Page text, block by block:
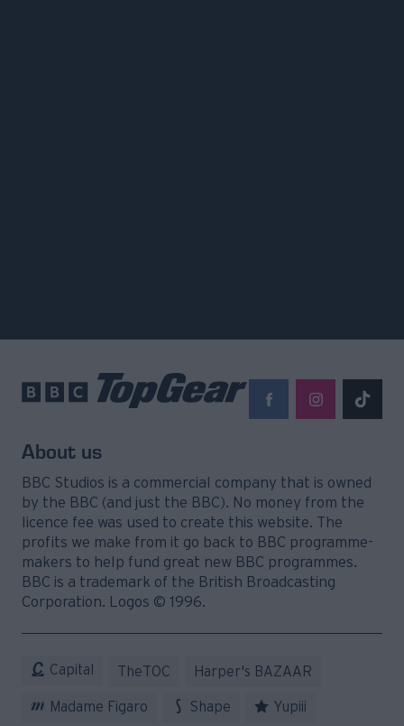
About us
BBC Studios is a commercial company that is owned
by the BBC (and just the BBC). No money from the
licence fee was used to create this website. The
profits we make from it go back to BBC programme-
makers to help fund great new BBC programmes.
BBC is a trademark of the British Broadcasting
Corporation. Logos © 1996.
Capital TheTOC Harper's BAZAAR
Madame Figaro Shape Yupiii